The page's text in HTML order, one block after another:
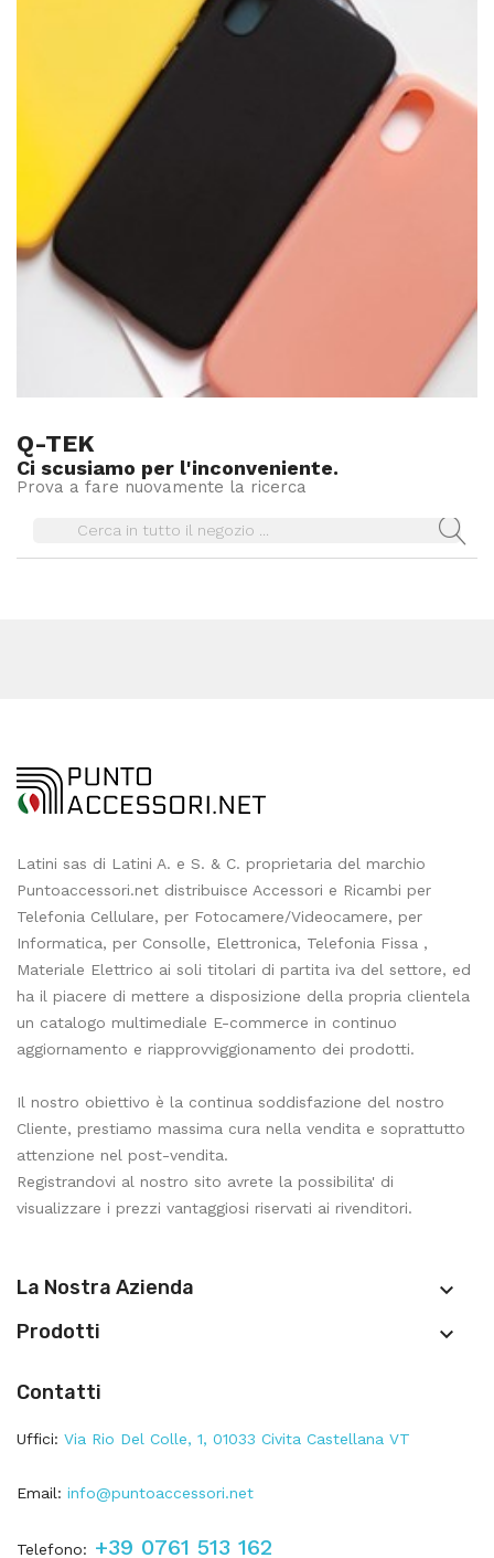
Q-TEK
Ci scusiamo per l'inconveniente.
Prova a fare nuovamente la ricerca
Latini sas di Latini A. e S. & C. proprietaria del marchio
Puntoaccessori.net distribuisce Accessori e Ricambi per
Telefonia Cellulare, per Fotocamere/Videocamere, per
Informatica, per Consolle, Elettronica, Telefonia Fissa ,
Materiale Elettrico ai soli titolari di partita iva del settore, ed
ha il piacere di mettere a disposizione della propria clientela
un catalogo multimediale E-commerce in continuo
aggiornamento e riapprovviggionamento dei prodotti.
Il nostro obiettivo è la continua soddisfazione del nostro
Cliente, prestiamo massima cura nella vendita e soprattutto
attenzione nel post-vendita.
Registrandovi al nostro sito avrete la possibilita' di
visualizzare i prezzi vantaggiosi riservati ai rivenditori.
La Nostra Azienda 
Prodotti 
Contatti
Uffici: Via Rio Del Colle, 1, 01033 Civita Castellana VT
Email: info@puntoaccessori.net
Telefono: +39 0761 513 162